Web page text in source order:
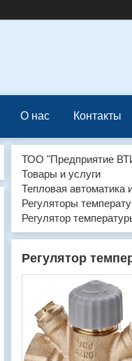
О нас Контакты
ТОО "Предприятие
Товары и услуги
Тепловая автоматика
Регуляторы
Регулятор
Регулятор